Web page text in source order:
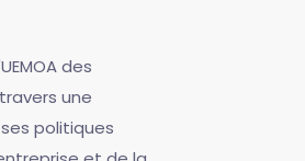
des
une
politiques